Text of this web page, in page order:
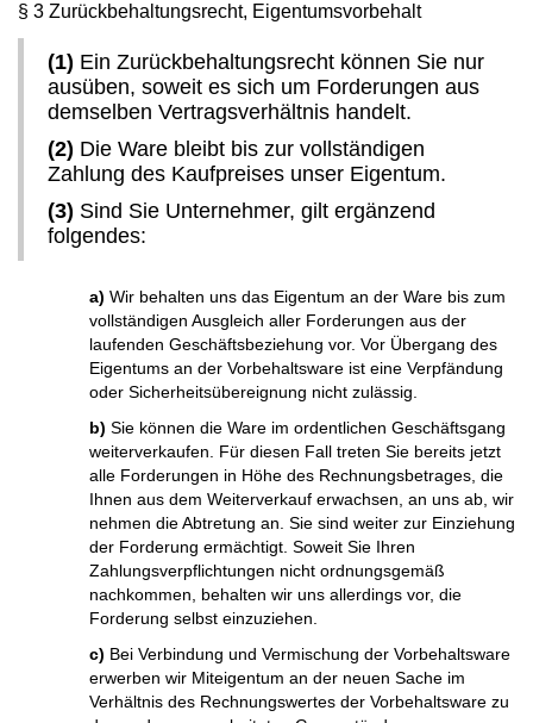
§ 3 Zurückbehaltungsrecht, Eigentumsvorbehalt
(1) Ein Zurückbehaltungsrecht können Sie nur
ausüben, soweit es sich um Forderungen aus
demselben Vertragsverhältnis handelt.
(2) Die Ware bleibt bis zur vollständigen
Zahlung des Kaufpreises unser Eigentum.
(3) Sind Sie Unternehmer, gilt ergänzend
folgendes:
a) Wir behalten uns das Eigentum an der Ware bis zum
vollständigen Ausgleich aller Forderungen aus der
laufenden Geschäftsbeziehung vor. Vor Übergang des
Eigentums an der Vorbehaltsware ist eine Verpfändung
oder Sicherheitsübereignung nicht zulässig.
b) Sie können die Ware im ordentlichen Geschäftsgang
weiterverkaufen. Für diesen Fall treten Sie bereits jetzt
alle Forderungen in Höhe des Rechnungsbetrages, die
Ihnen aus dem Weiterverkauf erwachsen, an uns ab, wir
nehmen die Abtretung an. Sie sind weiter zur Einziehung
der Forderung ermächtigt. Soweit Sie Ihren
Zahlungsverpflichtungen nicht ordnungsgemäß
nachkommen, behalten wir uns allerdings vor, die
Forderung selbst einzuziehen.
c) Bei Verbindung und Vermischung der Vorbehaltsware
erwerben wir Miteigentum an der neuen Sache im
Verhältnis des Rechnungswertes der Vorbehaltsware zu